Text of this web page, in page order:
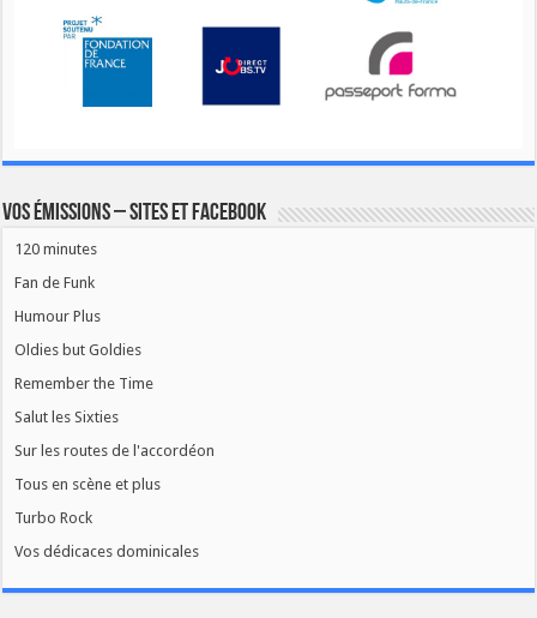
Vos émissions – Sites et Facebook
120 minutes
Fan de Funk
Humour Plus
Oldies but Goldies
Remember the Time
Salut les Sixties
Sur les routes de l'accordéon
Tous en scène et plus
Turbo Rock
Vos dédicaces dominicales